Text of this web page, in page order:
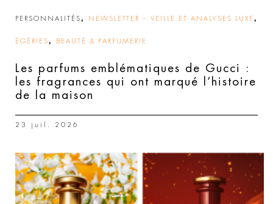
PERSONNALITÉS, NEWSLETTER – VEILLE ET ANALYSES LUXE ,
ÉGÉRIES, BEAUTÉ & PARFUMERIE
Les parfums emblématiques de Gucci :
les fragrances qui ont marqué l’histoire
de la maison
23 juil. 2026